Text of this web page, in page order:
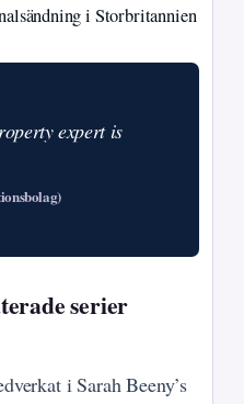
i Storbritannien
expert is
serier
i Sarah Beeny’s